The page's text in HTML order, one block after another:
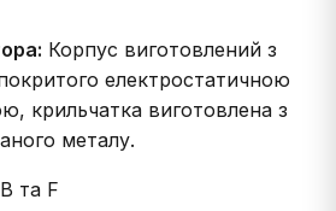
Корпус виготовлений з
електростатичною
крильчатка виготовлена з
металу.
та F